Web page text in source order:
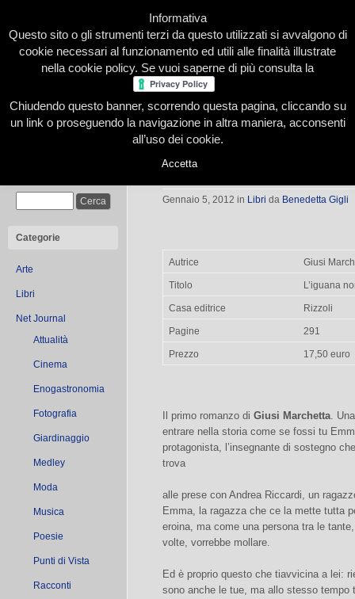
Home Presentazione Redazione Le nostre firme
Categorie
Arte
Libri
Net Journal
Attualità
Cinema
Enogastronomia
Fotografia
Giardinaggio
Medley
Moda
Musica
Poesie
Punti di Vista
Racconti
L’iguana non vuole
Gennaio 5, 2012 in Libri da Benedetta Gigli
Autrice Giusi
Titolo L’iguana
Casa editrice Rizzoli
Pagine 291
Prezzo 17,50 euro
Il primo romanzo di Giusi Marchetta.
entrare nella storia come se fossi tu
protagonista, l’insegnante di sostegno
trova
alle prese con Andrea Riccardi, un
Emma, la ragazza che ce la mette tutta
eroina, ma come una persona tra le
volte, vorrebbe mollare.
Ed è proprio questo che tiavvicina a lei:
sono anche le tue, ma allo stesso
Informativa
Questo sito o gli strumenti terzi da questo utilizzati si avvalgono di
cookie necessari al funzionamento ed utili alle finalità illustrate
nella cookie policy. Se vuoi saperne di più consulta la
Chiudendo questo banner, scorrendo questa pagina, cliccando su
un link o proseguendo la navigazione in altra maniera, acconsenti
all’uso dei cookie.
Accetta